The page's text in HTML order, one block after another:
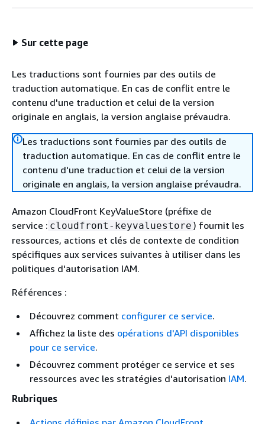
Sur cette page
Les traductions sont fournies par des outils de
traduction automatique. En cas de conflit entre le
contenu d'une traduction et celui de la version
originale en anglais, la version anglaise prévaudra.
Les traductions sont fournies par des outils de
traduction automatique. En cas de conflit entre le
contenu d'une traduction et celui de la version
originale en anglais, la version anglaise prévaudra.
Amazon CloudFront KeyValueStore (préfixe de
service : cloudfront-keyvaluestore ) fournit les
ressources, actions et clés de contexte de condition
spécifiques aux services suivantes à utiliser dans les
politiques d'autorisation IAM.
Références :
Découvrez comment configurer ce service.
Affichez la liste des opérations d'API disponibles
pour ce service.
Découvrez comment protéger ce service et ses
ressources avec les stratégies d'autorisation IAM.
Rubriques